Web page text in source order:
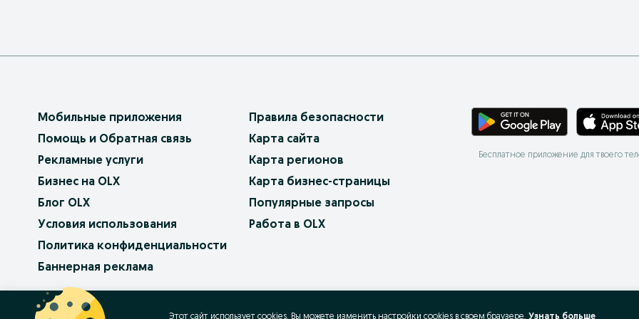
Мобильные приложения
Помощь и Обратная связь
Рекламные услуги
Бизнес на OLX
Блог OLX
Условия использования
Политика конфиденциальности
Баннерная реклама
Правила безопасности
Карта сайта
Карта регионов
Карта бизнес-страницы
Популярные запросы
Работа в OLX
Бесплатное приложение для твоего
OLX.bg
Этот сайт использует cookies. Вы можете изменить настройки cookies в своeм браузере. Узнать больше